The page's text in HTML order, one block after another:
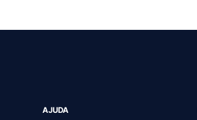
AJUDA